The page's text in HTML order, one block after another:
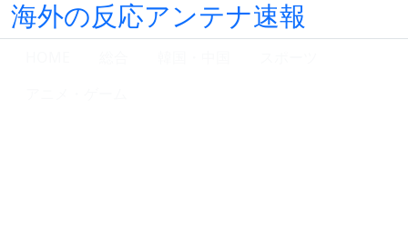
海外の反応アンテナ速報